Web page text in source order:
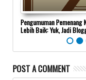
Pengumuman
Lebih Baik: Yuk, Jadi
POST A COMMENT